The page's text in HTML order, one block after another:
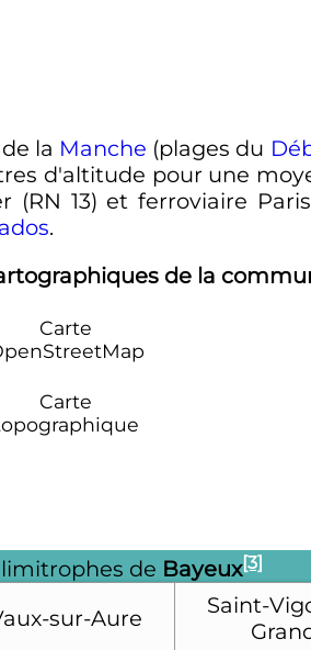
la Manche (plages du
d'altitude pour une
13) et ferroviaire
.
de la
Carte
Carte
de Bayeux[3]
sur-Aure
Saint-